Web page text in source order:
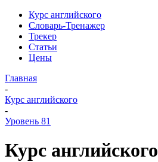
Курс английского
Словарь-Тренажер
Трекер
Статьи
Цены
Главная
-
Курс английского
-
Уровень 81
Курс английского